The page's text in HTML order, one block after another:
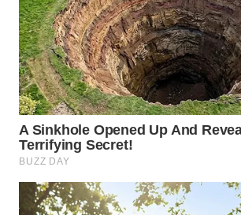
SOLO
WN
BOROBUDUR
WN
MADURA
WN
SURABAYA